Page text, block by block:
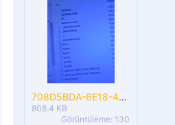
708D5BDA-6E18-4284-9586-9C09F8AA3847.jpeg
808.4 KB
Görüntüleme: 130